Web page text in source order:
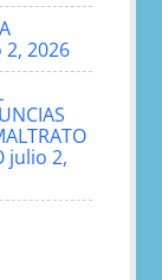
2, 2026
julio 2,